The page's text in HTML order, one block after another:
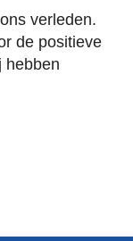
verleden.
de positieve
hebben